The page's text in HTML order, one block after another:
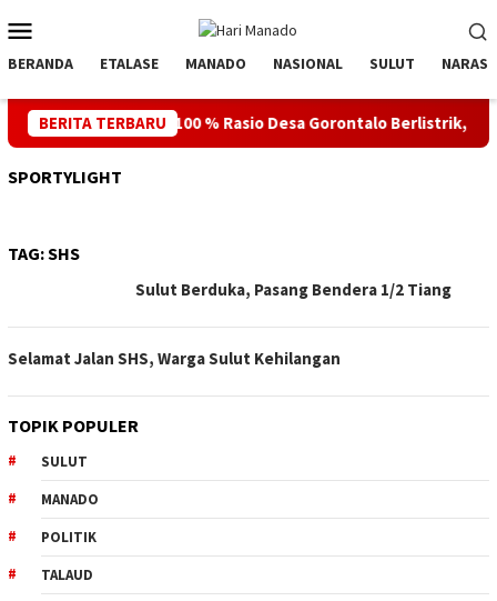
ke
kontenMobile
BERANDA ETALASE MANADO NASIONAL SULUT NARASI
BERITA TERBARU
HUT ke- 81 RI, 100 % Rasio Desa Gorontalo Berlistrik,
SPORTYLIGHT
TAG:SHS
Sulut Berduka, Pasang Bendera 1/2 Tiang
Selamat Jalan SHS, Warga Sulut Kehilangan
TOPIK POPULER
SULUT
MANADO
POLITIK
TALAUD